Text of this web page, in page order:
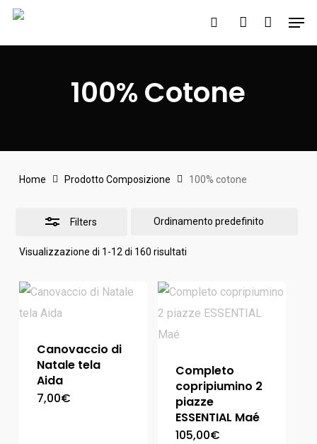
Skip
search account
100% Cotone
Home Prodotto Composizione 100% cotone
Filters
Visualizzazione di 1-12 di 160 risultati
Close
Canovaccio di
Natale tela
Aida
7,00€
Completo
copripiumino 2
piazze
ESSENTIAL Maé
105,00€